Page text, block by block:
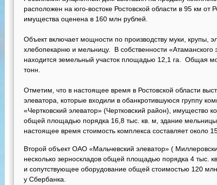
расположен на юго-востоке Ростовской области в 95 км от
имущества оценена в 160 млн рублей.
Объект включает мощности по производству муки, крупы,
хлебопекарню и мельницу. В собственности «Атаманского
находится земельный участок площадью 12,1 га. Общая
тонн.
Отметим, что в настоящее время в Ростовской области
элеватора, которые входили в обанкротившуюся группу
«Чертковский элеватор» (Чертковский район), имущество
общей площадью порядка 16,8 тыс. кв. м, здание
настоящее время стоимость комплекса составляет около
Второй объект ОАО «Мальчевский элеватор» (
несколько зерноскладов общей площадью порядка 4 тыс.
и сопутствующее оборудование общей стоимостью 120
у Сбербанка.